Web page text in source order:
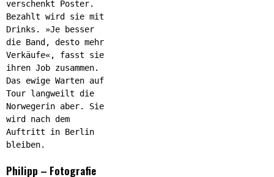
verschenkt Poster.
Bezahlt wird sie mit
Drinks. »Je besser
die Band, desto mehr
Verkäufe«, fasst sie
ihren Job zusammen.
Das ewige Warten auf
Tour langweilt die
Norwegerin aber. Sie
wird nach dem
Auftritt in Berlin
bleiben.
Philipp – Fotografie